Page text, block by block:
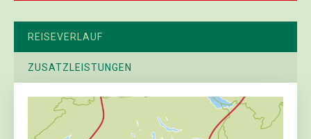
REISEVERLAUF
ZUSATZLEISTUNGEN